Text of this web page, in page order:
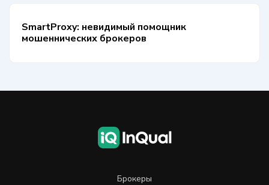
SmartProxy: невидимый помощник
мошеннических брокеров
Брокеры